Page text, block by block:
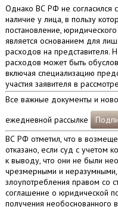
Однако ВС РФ не согласился
наличие у лица, в пользу
постановление,
является основанием для
расходов на представителя.
расходов может быть
включая специализацию
участия заявителя в
Все важные документы и
ежедневной рассылке
ВС РФ отметил, что в
отказано, если суд с учетом
к выводу, что они не были
чрезмерными и неразумными,
злоупотребления правом со
соглашение о юридической
получения необоснованного